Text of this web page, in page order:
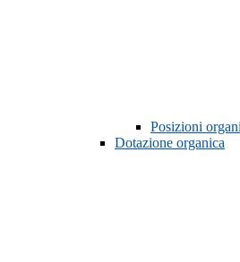
Posizioni
Dotazione organica